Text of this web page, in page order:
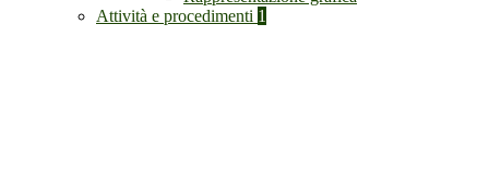
Attività e procedimenti 1